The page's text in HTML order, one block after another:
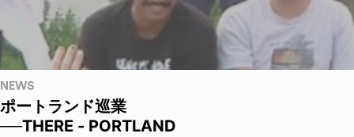
NEWS
ポートランド巡業
──THERE - PORTLAND